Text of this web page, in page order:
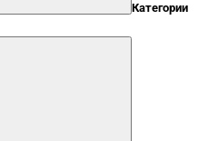
Категории